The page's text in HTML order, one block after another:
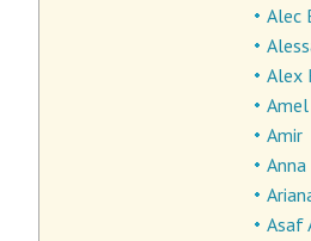
Alec
Alex
Amir
Anna
Asaf